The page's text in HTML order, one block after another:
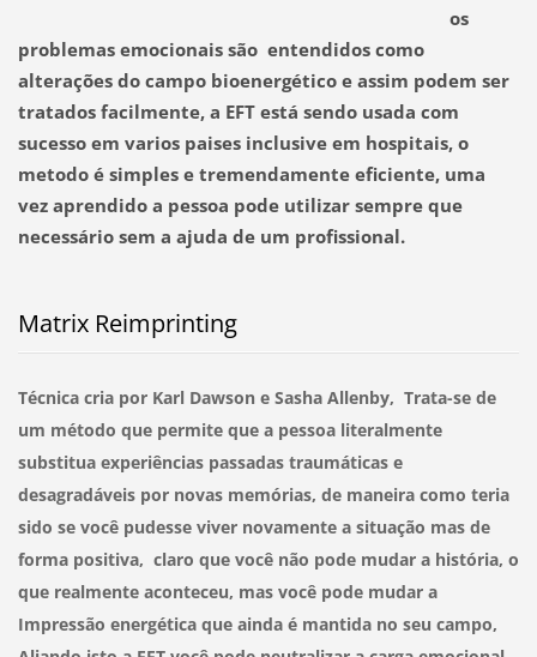
os
problemas emocionais são entendidos como
alterações do campo bioenergético e assim podem ser
tratados facilmente, a EFT está sendo usada com
sucesso em varios paises inclusive em hospitais, o
metodo é simples e tremendamente eficiente, uma
vez aprendido a pessoa pode utilizar sempre que
necessário sem a ajuda de um profissional.
Matrix Reimprinting
Técnica cria por Karl Dawson e Sasha Allenby, Trata-se de
um método que permite que a pessoa literalmente
substitua experiências passadas traumáticas e
desagradáveis por novas memórias, de maneira como teria
sido se você pudesse viver novamente a situação mas de
forma positiva, claro que você não pode mudar a história, o
que realmente aconteceu, mas você pode mudar a
Impressão energética que ainda é mantida no seu campo,